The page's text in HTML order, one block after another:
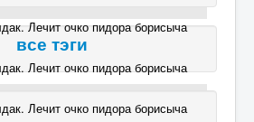
Лечит очко пидора борисыча
Лечит очко пидора борисыча
Лечит очко пидора борисыча
все тэги